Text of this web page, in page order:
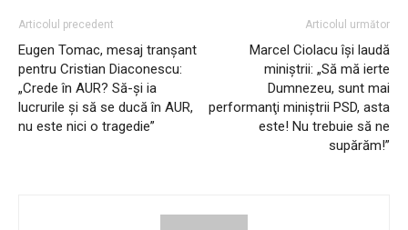
Articolul precedent
Eugen Tomac, mesaj tranșant
pentru Cristian Diaconescu:
„Crede în AUR? Să-şi ia
lucrurile şi să se ducă în AUR,
nu este nici o tragedie”
Articolul următor
Marcel Ciolacu își laudă
miniștrii: „Să mă ierte
Dumnezeu, sunt mai
performanţi miniştrii PSD, asta
este! Nu trebuie să ne
supărăm!”